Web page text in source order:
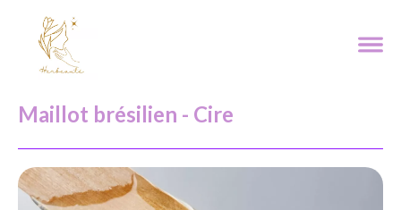
Maillot brésilien - Cire